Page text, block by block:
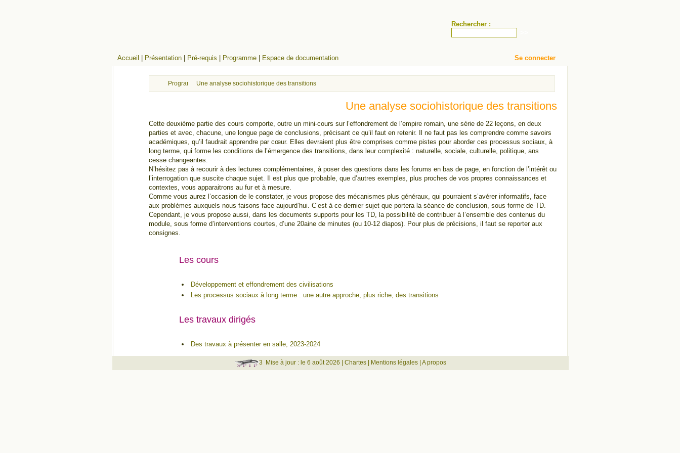
Rechercher :
Accueil Présentation Pré-requis Programme Espace de documentation Se connecter
ProgrammeUne analyse sociohistorique des transitions
Une analyse sociohistorique des transitions
Cette deuxième partie des cours comporte, outre un mini-cours sur l’effondrement de l’empire romain, une série de 22 leçons, en deux
parties et avec, chacune, une longue page de conclusions, précisant ce qu’il faut en retenir. Il ne faut pas les comprendre comme savoirs
académiques, qu’il faudrait apprendre par cœur. Elles devraient plus être comprises comme pistes pour aborder ces processus sociaux, à
long terme, qui forme les conditions de l’émergence des transitions, dans leur complexité : naturelle, sociale, culturelle, politique, ans
cesse changeantes.
N’hésitez pas à recourir à des lectures complémentaires, à poser des questions dans les forums en bas de page, en fonction de l’intérêt ou
l’interrogation que suscite chaque sujet. Il est plus que probable, que d’autres exemples, plus proches de vos propres connaissances et
contextes, vous apparaitrons au fur et à mesure.
Comme vous aurez l’occasion de le constater, je vous propose des mécanismes plus généraux, qui pourraient s’avérer informatifs, face
aux problèmes auxquels nous faisons face aujourd’hui. C’est à ce dernier sujet que portera la séance de conclusion, sous forme de TD.
Cependant, je vous propose aussi, dans les documents supports pour les TD, la possibilité de contribuer à l’ensemble des contenus du
module, sous forme d’interventions courtes, d’une 20aine de minutes (ou 10-12 diapos). Pour plus de précisions, il faut se reporter aux
consignes.
Les cours
Développement et effondrement des civilisations
Les processus sociaux à long terme : une autre approche, plus riche, des transitions
Les travaux dirigés
Des travaux à présenter en salle, 2023-2024
3 Mise à jour : le 6 août 2026 | Chartes Mentions légales A propos